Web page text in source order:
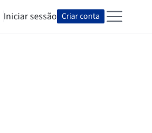
Iniciar sessão Criar conta